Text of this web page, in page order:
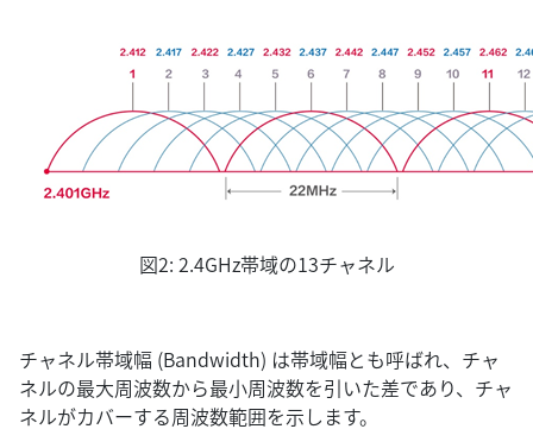
図2: 2.4GHz帯域の13チャネル
チャネル帯域幅 (Bandwidth) は帯域幅とも呼ばれ、チャ
ネルの最大周波数から最小周波数を引いた差であり、チャ
ネルがカバーする周波数範囲を示します。